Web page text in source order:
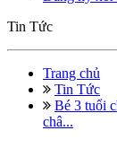
Tin Tức
Trang chủ
Tin Tức
Bé 3 tuổi
châ...